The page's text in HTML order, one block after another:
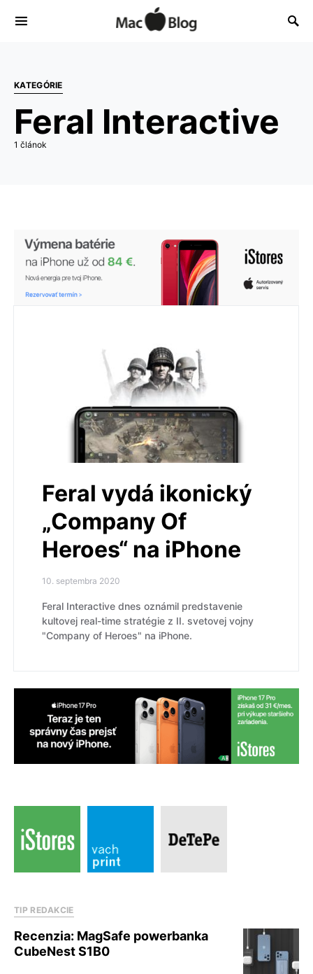
KATEGÓRIE
Feral Interactive
1 článok
Feral vydá ikonický
„Company Of
Heroes“ na iPhone
10. septembra 2020
Feral Interactive dnes oznámil predstavenie
kultovej real-time stratégie z II. svetovej vojny
"Company of Heroes" na iPhone.
TIP REDAKCIE
Recenzia: MagSafe powerbanka
CubeNest S1B0